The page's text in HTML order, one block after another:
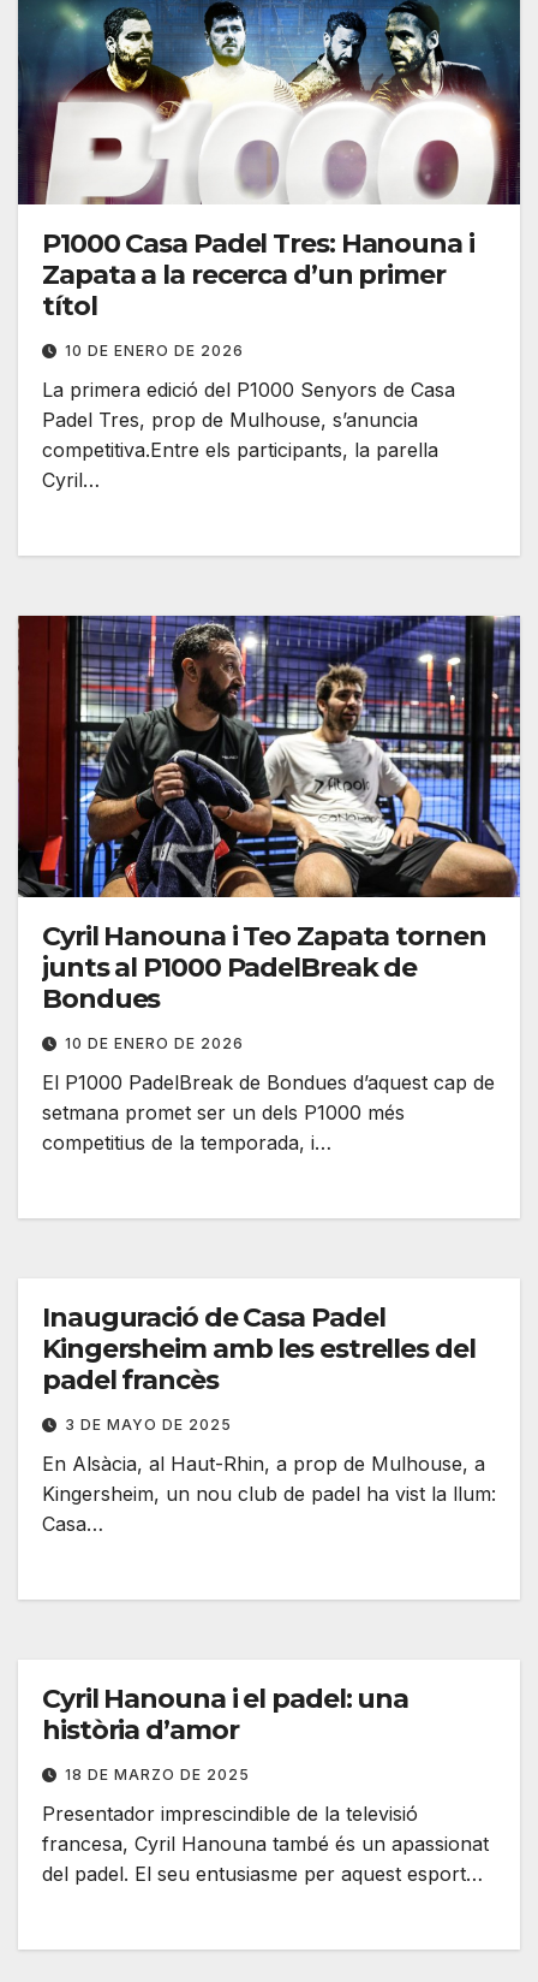
P1000 Casa Padel Tres: Hanouna i
Zapata a la recerca d’un primer
títol
10 DE ENERO DE 2026
La primera edició del P1000 Senyors de Casa
Padel Tres, prop de Mulhouse, s’anuncia
competitiva.Entre els participants, la parella
Cyril…
Cyril Hanouna i Teo Zapata tornen
junts al P1000 PadelBreak de
Bondues
10 DE ENERO DE 2026
El P1000 PadelBreak de Bondues d’aquest cap de
setmana promet ser un dels P1000 més
competitius de la temporada, i…
Inauguració de Casa Padel
Kingersheim amb les estrelles del
padel francès
3 DE MAYO DE 2025
En Alsàcia, al Haut-Rhin, a prop de Mulhouse, a
Kingersheim, un nou club de padel ha vist la llum:
Casa…
Cyril Hanouna i el padel: una
història d’amor
18 DE MARZO DE 2025
Presentador imprescindible de la televisió
francesa, Cyril Hanouna també és un apassionat
del padel. El seu entusiasme per aquest esport…